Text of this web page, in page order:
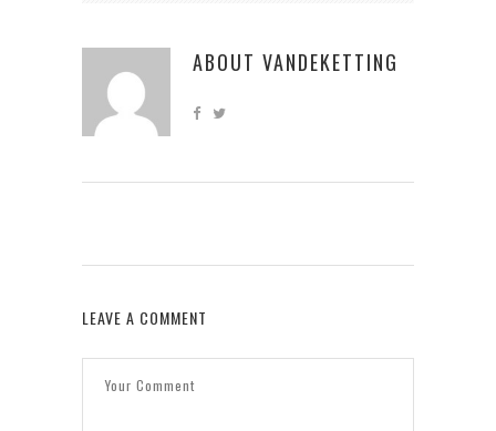
ABOUT VANDEKETTING
LEAVE A COMMENT